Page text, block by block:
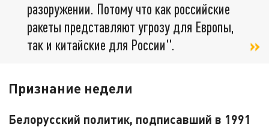
разоружении. Потому что как российские
ракеты представляют угрозу для Европы,
так и китайские для России".
Признание недели
Белорусский политик, подписавший в 1991